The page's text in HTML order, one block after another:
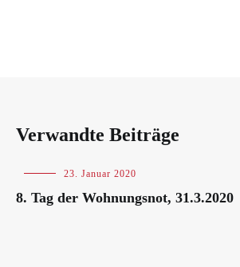
Verwandte Beiträge
Uncategorized23. Januar 2020
8. Tag der Wohnungsnot, 31.3.2020